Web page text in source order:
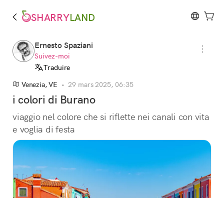
SHARRYLAND
Ernesto Spaziani
Suivez-moi
Traduire
Venezia, VE •29 mars 2025, 06:35
i colori di Burano
viaggio nel colore che si riflette nei canali con vita
e voglia di festa